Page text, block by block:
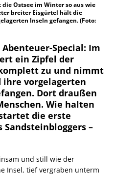
Ostsee im Winter so aus wie
breiter Eisgürtel hält die
Inseln gefangen. (Foto:
Special: Im
ein Zipfel der
zu und nimmt
ihre vorgelagerten
Dort draußen
Wie halten
die erste
–
und still wie der
Insel, tief vergraben unterm